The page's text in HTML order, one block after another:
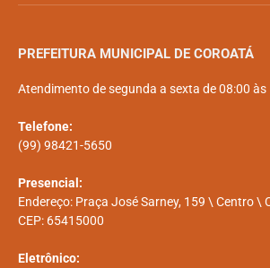
PREFEITURA MUNICIPAL DE COROATÁ
Atendimento de segunda a sexta de 08:00 às
Telefone:
(99) 98421-5650
Presencial:
Endereço: Praça José Sarney, 159 \ Centro \
CEP: 65415000
Eletrônico: